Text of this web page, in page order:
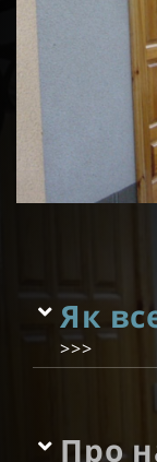
Як
>>>
Про